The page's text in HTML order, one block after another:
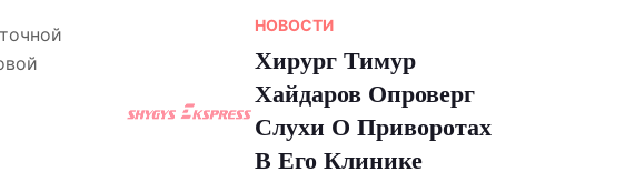
НОВОСТИ
Хирург Тимур
Хайдаров Опроверг
Слухи О Приворотах
В Его Клинике